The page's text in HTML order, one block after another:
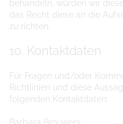
behandeln, würden wir
das Recht diese an die
zu richten.
10. Kontaktdaten
Für Fragen und/oder
Richtlinien und diese
folgenden Kontaktdaten:
Barbara Brouwers